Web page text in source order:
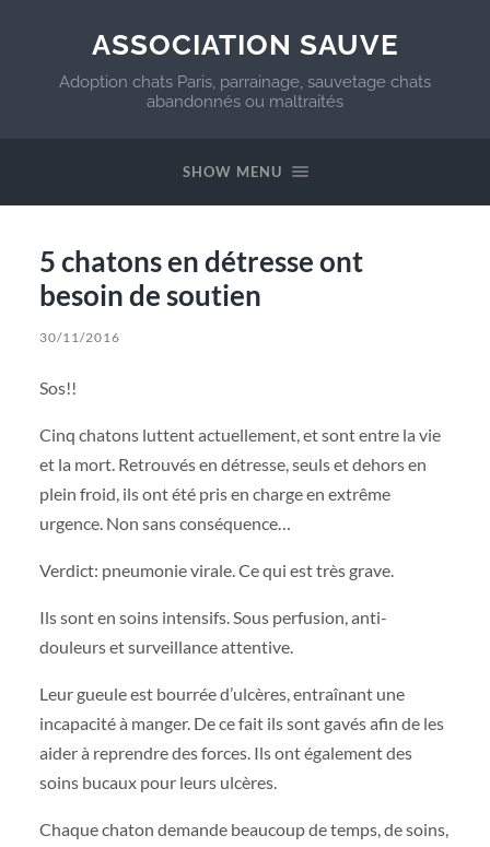
ASSOCIATION SAUVE
Adoption chats Paris, parrainage, sauvetage chats
abandonnés ou maltraités
SHOW MENU
5 chatons en détresse ont
besoin de soutien
30/11/2016
Sos!!
Cinq chatons luttent actuellement, et sont entre la vie
et la mort. Retrouvés en détresse, seuls et dehors en
plein froid, ils ont été pris en charge en extrême
urgence. Non sans conséquence…
Verdict: pneumonie virale. Ce qui est très grave.
Ils sont en soins intensifs. Sous perfusion, anti-
douleurs et surveillance attentive.
Leur gueule est bourrée d’ulcères, entraînant une
incapacité à manger. De ce fait ils sont gavés afin de les
aider à reprendre des forces. Ils ont également des
soins bucaux pour leurs ulcères.
Chaque chaton demande beaucoup de temps, de soins,